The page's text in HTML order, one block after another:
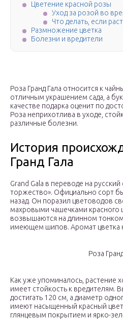
Цветение красной розы
Уход за розой во
Что делать, если
Размножение цветка
Болезни и вредители
Роза Гранд Гала относится к
отличным украшением сада, а
качестве подарка оценит по
Роза неприхотлива в уходе,
различные болезни.
История
Гранд Гала
Grand Gala в переводе на
торжество». Официально сорт
назад. Он поразил цветоводов
махровыми чашечками красного
возвышаются на длинном
имеющем шипов. Аромат цветка
Роза
Как уже упоминалось, растение
имеет стойкость к вредителям.
достигать 120 см, а диаметр
имеют насыщенный красный
глянцевым покрытием и ярко-